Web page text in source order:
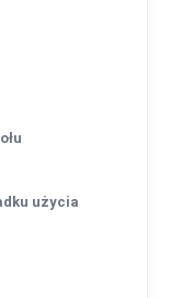
użycia